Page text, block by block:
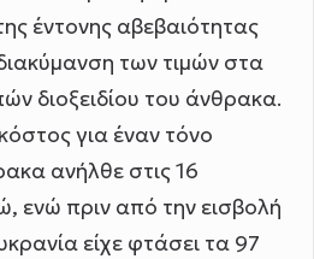
έντονης αβεβαιότητας
των τιμών στα
διοξειδίου του άνθρακα.
για έναν τόνο
ανήλθε στις 16
ενώ πριν από την εισβολή
είχε φτάσει τα 97